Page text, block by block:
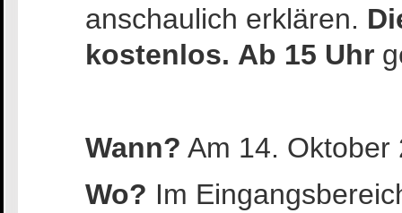
anschaulich erklären.
kostenlos. Ab 15 Uhr
Wann? Am 14. Oktober
Wo? Im